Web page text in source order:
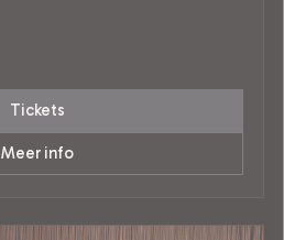
Tickets
Meer info